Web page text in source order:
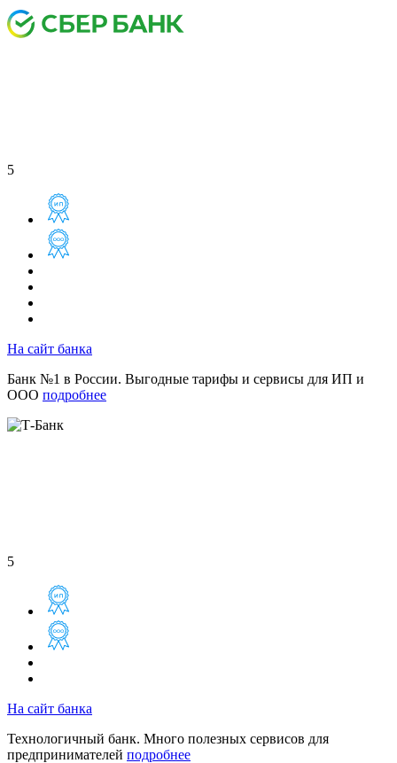
5
На сайт банка
Банк №1 в России. Выгодные тарифы и сервисы для ИП и
ООО подробнее
5
На сайт банка
Технологичный банк. Много полезных сервисов для
предпринимателей подробнее